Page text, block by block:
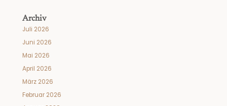
Archiv
Juli 2026
Juni 2026
Mai 2026
April 2026
März 2026
Februar 2026